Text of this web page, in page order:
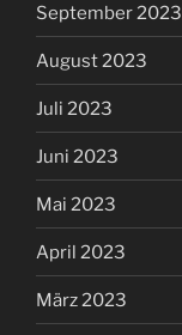
September 2023
August 2023
Juli 2023
Juni 2023
Mai 2023
April 2023
März 2023